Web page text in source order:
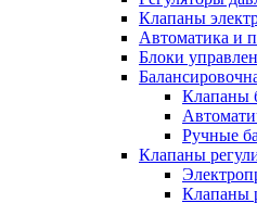
Клапаны
Автоматика и
Блоки
Клапаны
Ручные
Клапаны
Клапаны